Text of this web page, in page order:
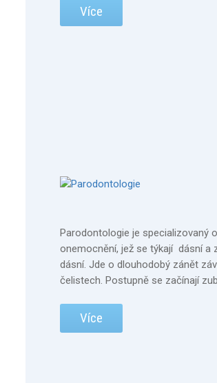
Více
Parodontologie je specializovaný
onemocnění, jež se týkají dásní a
dásní. Jde o dlouhodobý zánět
čelistech. Postupně se začínají
Více